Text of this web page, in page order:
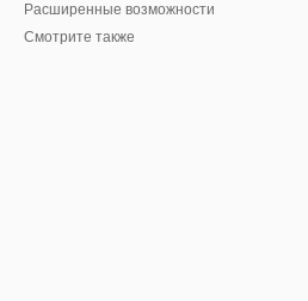
Расширенные возможности
Смотрите также